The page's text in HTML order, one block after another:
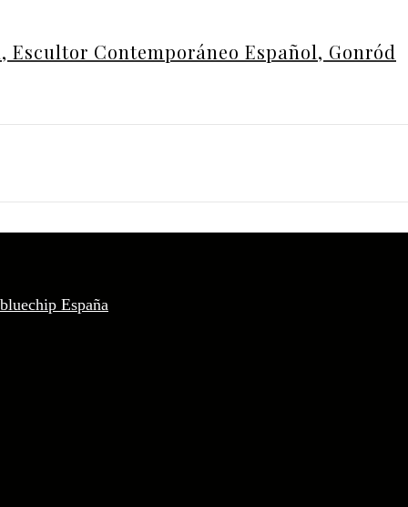
Contemporáneo Español, Gonród
España